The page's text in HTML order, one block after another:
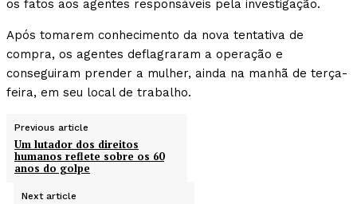
os fatos aos agentes responsáveis pela investigação.
Após tomarem conhecimento da nova tentativa de
compra, os agentes deflagraram a operação e
conseguiram prender a mulher, ainda na manhã de terça-
feira, em seu local de trabalho.
Previous article
Um lutador dos direitos
humanos reflete sobre os 60
anos do golpe
Next article